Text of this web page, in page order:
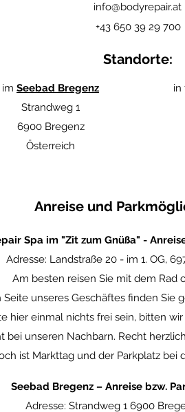
info@bodyrepair.at
+43 650 39 29 700
Standorte:
im Seebad Bregenz
Strandweg 1
6900 Bregenz
Österreich
in
Anreise und
Spa im "Zit zum Gnüßa" -
Adresse: Landstraße 20 - im 1. OG,
Am besten reisen Sie mit dem Rad
unseres Geschäftes finden Sie
hier einmal nichts frei sein, bitten
bei unseren Nachbarn. Recht
ist Markttag und der Parkplatz bei
Seebad Bregenz – Anreise bzw.
Adresse: Strandweg 1 6900